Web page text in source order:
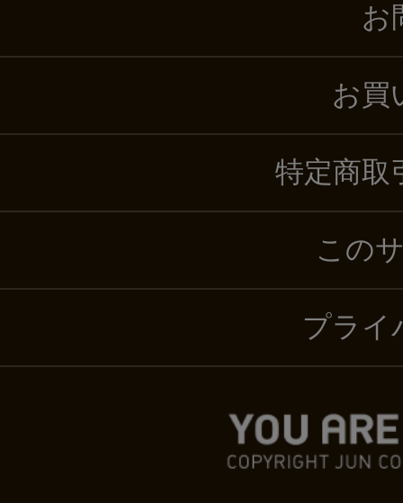
お
お買
特定商取
この
プライ